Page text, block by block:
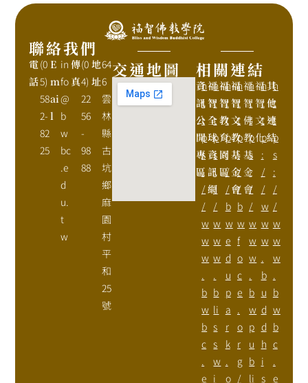
聯絡我們
電
話
(0
5)
58
2-
82
25
E
m
ai
l
in
fo
@
b
w
bc
.e
d
u.
t
w
傳
真
(0
4)
22
56
-
98
88
地
址
64
6
雲
林
縣
古
坑
鄉
麻
園
村
平
和
25
號
交通地圖 相關連結
資
訊
公
開
專
區
h
t
t
p
s
:
/
/
w
w
w
.
b
w
b
c
.
e
福
智
全
球
資
訊
網
h
t
t
p
s
:
/
/
w
w
w
.
b
li
s
s
w
i
福
智
教
育
園
區
h
t
t
p
:
/
/
b
w
e
d
u
p
a
r
k
.
o
福
智
文
教
基
金
會
h
t
t
p
:
/
/
b
w
f
o
c
e
.
o
r
g
/
福
智
佛
教
基
金
會
h
t
t
p
s
:
/
/
w
w
w
.
b
w
p
u
b
li
福
智
文
化
h
t
t
p
:
/
/
w
w
w
.
b
u
d
d
h
i
s
其
他
連
結
h
t
t
p
s
:
/
/
w
w
w
.
b
w
b
c
.
e